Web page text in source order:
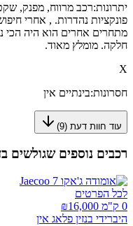
יתרונות:
מתחרים אחרים הוא היה הכי
חלקה. מומלץ מאוד.
X
חסרונות:בינתיים אין
עוד חוות דעת (9
)
רכבים נוספים שגולשים
לכל הפרטים
0 ק"מ ₪
16,000
היברידי בנזין פלאג אין